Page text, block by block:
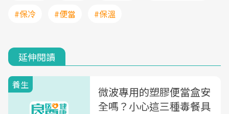
#保冷
#便當 #保溫
延伸閱讀
養生
微波專用的塑膠便當盒安
全嗎？小心這三種毒餐具